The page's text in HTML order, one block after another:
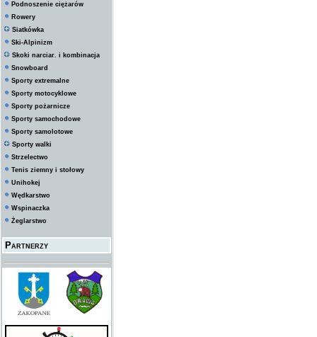
Podnoszenie ciężarów
Rowery
Siatkówka
Ski-Alpinizm
Skoki narciar. i kombinacja
Snowboard
Sporty extremalne
Sporty motocyklowe
Sporty pożarnicze
Sporty samochodowe
Sporty samolotowe
Sporty walki
Strzelectwo
Tenis ziemny i stołowy
Unihokej
Wędkarstwo
Wspinaczka
Żeglarstwo
Partnerzy